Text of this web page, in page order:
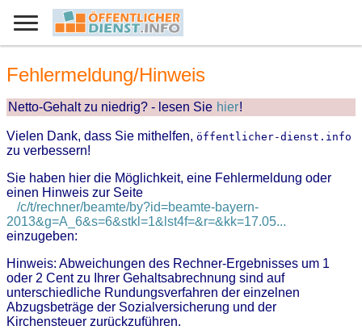
Fehlermeldung/Hinweis
Netto-Gehalt zu niedrig? - lesen Sie hier!
Vielen Dank, dass Sie mithelfen, öffentlicher-dienst.info
zu verbessern!
Sie haben hier die Möglichkeit, eine Fehlermeldung oder
einen Hinweis zur Seite
/c/t/rechner/beamte/by?id=beamte-bayern-
2013&g=A_6&s=6&stkl=1&lst4f=&r=&kk=17.05...
einzugeben:
Hinweis: Abweichungen des Rechner-Ergebnisses um 1
oder 2 Cent zu Ihrer Gehaltsabrechnung sind auf
unterschiedliche Rundungsverfahren der einzelnen
Abzugsbeträge der Sozialversicherung und der
Kirchensteuer zurückzuführen.